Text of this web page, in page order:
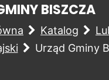
BISZCZA
Katalog
Urząd Gminy